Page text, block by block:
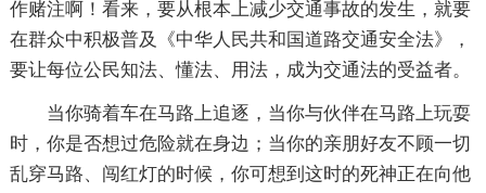
作赌注啊！看来，要从根本上减少交通事故的发生，就要
在群众中积极普及《中华人民共和国道路交通安全法》，
要让每位公民知法、懂法、用法，成为交通法的受益者。
当你骑着车在马路上追逐，当你与伙伴在马路上玩耍
时，你是否想过危险就在身边；当你的亲朋好友不顾一切
乱穿马路、闯红灯的时候，你可想到这时的死神正在向他